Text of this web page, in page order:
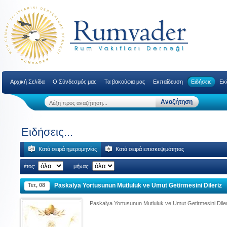
Αρχική Σελίδα Ο Σύνδεσμός μας Τα βακούφια μας Εκπαίδευση Ειδήσεις
Ειδήσεις...
Κατά σειρά ημερομηνίας Κατά σειρά επισκεψιμότητας
έτος: μήνας:
Τετ, 08 Paskalya Yortusunun Mutluluk ve Umut Getirmesini Dileriz
Paskalya Yortusunun Mutluluk ve Umut Getirmesini